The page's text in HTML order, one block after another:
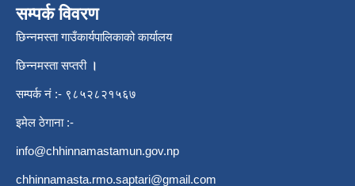
सम्पर्क विवरण
छिन्नमस्ता गाउँकार्यपालिकाको कार्यालय
छिन्नमस्ता सप्तरी ।
सम्पर्क नं :- ९८५२८२१५६७
इमेल ठेगाना :-
info@chhinnamastamun.gov.np
chhinnamasta.rmo.saptari@gmail.com